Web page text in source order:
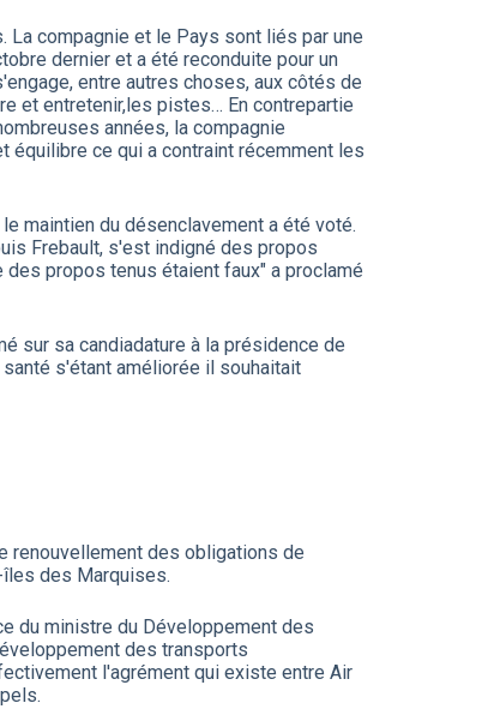
La compagnie et le Pays sont liés par une
dernier et a été reconduite pour un
entre autres choses, aux côtés de
et entretenir,les pistes… En contrepartie
années, la compagnie
équilibre ce qui a contraint récemment les
maintien du désenclavement a été voté.
Frebault, s'est indigné des propos
propos tenus étaient faux" a proclamé
sur sa candiadature à la présidence de
s'étant améliorée il souhaitait
renouvellement des obligations de
des Marquises.
du ministre du Développement des
des transports
l'agrément qui existe entre Air